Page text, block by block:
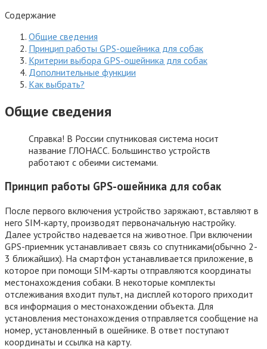
Содержание
Общие сведения
Принцип работы GPS-ошейника для собак
Критерии выбора GPS-ошейника для собак
Дополнительные функции
Как выбрать?
Общие сведения
Справка! В России спутниковая система носит
название ГЛОНАСС. Большинство устройств
работают с обеими системами.
Принцип работы GPS-ошейника для собак
После первого включения устройство заряжают, вставляют в
него SIM-карту, производят первоначальную настройку.
Далее устройство надевается на животное. При включении
GPS-приемник устанавливает связь со спутниками(обычно 2-
3 ближайших). На смартфон устанавливается приложение, в
которое при помощи SIM-карты отправляются координаты
местонахождения собаки. В некоторые комплекты
отслеживания входит пульт, на дисплей которого приходит
вся информация о местонахождении объекта. Для
установления местонахождения отправляется сообщение на
номер, установленный в ошейнике. В ответ поступают
координаты и ссылка на карту.